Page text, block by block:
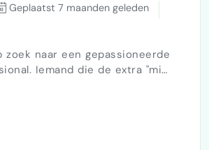
Geplaatst 7 maanden geleden
Iemand die de extra "mijl"
van het eigen kunnen en
effectief een koud kunstje!